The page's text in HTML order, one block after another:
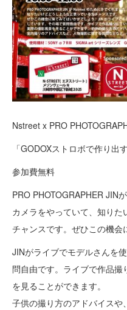
Nstreet x PRO
「GODOXストロボで作り出
参加費無料
PRO PHOTOGRAPHER JIN
カメラをやっていて、知り
チャンスです。ぜひこの機会
JINがライブでモデルさんを
問自由です。ライブで作品
を見ることができます。
子供の撮り方のアドバイス